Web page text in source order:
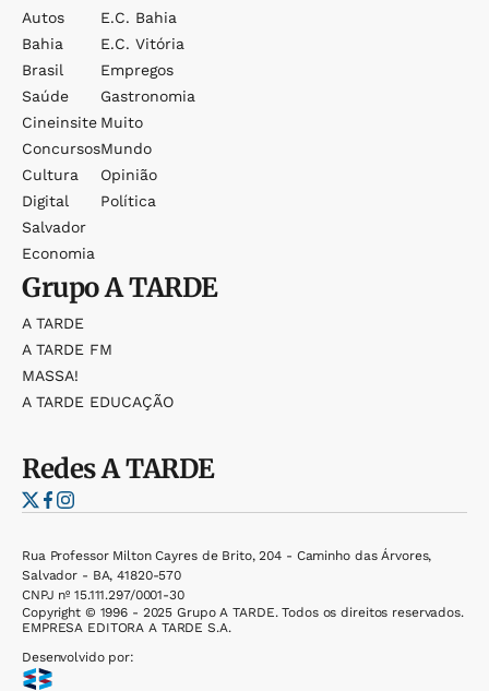
Autos
Bahia
Brasil
Saúde
Cineinsite
Concursos
Cultura
Digital
Salvador
Economia
E.c. Bahia
E.c. Vitória
Empregos
Gastronomia
Muito
Mundo
Opinião
Política
GrupoA TARDE
A TARDE
A TARDE FM
MASSA!
A TARDE EDUCAÇÃO
RedesA TARDE
Rua Professor Milton Cayres de Brito, 204 - Caminho das Árvores,
Salvador - BA, 41820-570
CNPJ nº 15.111.297/0001-30
Copyright © 1996 - 2025 Grupo A TARDE. Todos os direitos reservados.
EMPRESA EDITORA A TARDE S.A.
Desenvolvido por: